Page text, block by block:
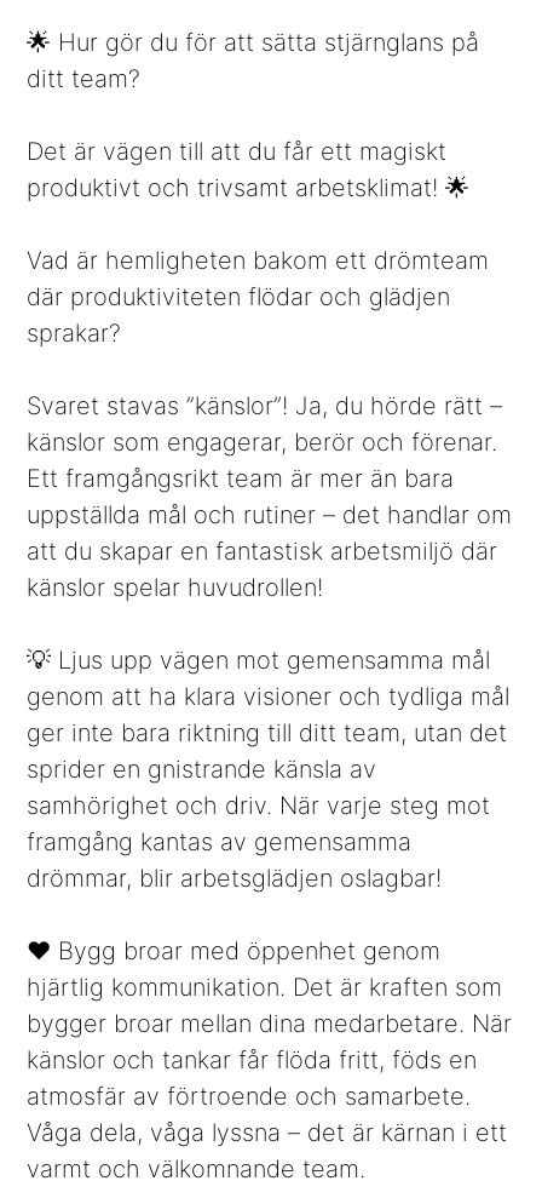
🌟 Hur gör du för att sätta stjärnglans på
ditt team?
Det är vägen till att du får ett magiskt
produktivt och trivsamt arbetsklimat! 🌟
Vad är hemligheten bakom ett drömteam
där produktiviteten flödar och glädjen
sprakar?
Svaret stavas ”känslor”! Ja, du hörde rätt –
känslor som engagerar, berör och förenar.
Ett framgångsrikt team är mer än bara
uppställda mål och rutiner – det handlar om
att du skapar en fantastisk arbetsmiljö där
känslor spelar huvudrollen!
💡 Ljus upp vägen mot gemensamma mål
genom att ha klara visioner och tydliga mål
ger inte bara riktning till ditt team, utan det
sprider en gnistrande känsla av
samhörighet och driv. När varje steg mot
framgång kantas av gemensamma
drömmar, blir arbetsglädjen oslagbar!
❤️ Bygg broar med öppenhet genom
hjärtlig kommunikation. Det är kraften som
bygger broar mellan dina medarbetare. När
känslor och tankar får flöda fritt, föds en
atmosfär av förtroende och samarbete.
Våga dela, våga lyssna – det är kärnan i ett
varmt och välkomnande team.